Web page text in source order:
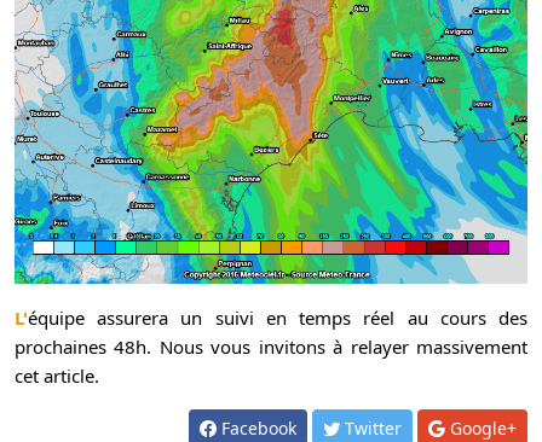
L'équipe assurera un suivi en temps réel au cours des
prochaines 48h. Nous vous invitons à relayer massivement
cet article.
Facebook Twitter Google+